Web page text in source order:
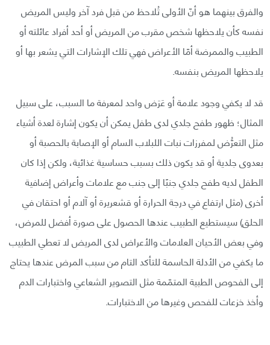
والفرق بينهما هو أنّ الأولى تُلاحظ من قبل فرد آخر وليس المريض
نفسه كأن يلاحظها شخص مقرب من المريض أو أحد أفراد عائلته أو
الطبيب والممرضة أمّا الأعراض فهي تلك الإشارات التي يشعر بها أو
يلاحظها المريض بنفسه.
قد لا يكفي وجود علامة أو عَرَض واحد لمعرفة ما السبب، على سبيل
المثال؛ ظهور طفح جلدي لدى طفل يمكن أن يكون إشارة لعدة أشياء
مثل التعرُّض لمفرزات نبات اللبلاب السام أو الإصابة بالحصبة أو
بعدوى جلدية أو قد يكون ذلك بسبب حساسية غذائية، ولكن إذا كان
الطفل لديه طفح جلدي جنبًا إلى جنب مع علامات وأعراض إضافية
أخرى (مثل ارتفاع في درجة الحرارة أو قشعريرة أو آلام أو احتقان في
الحلق) سيستطيع الطبيب عندها الحصول على صورة أفضل للمرض،
وفي بعض الأحيان العلامات والأعراض لدى المريض لا تعطي الطبيب
ما يكفي من الأدلة الحاسمة للتأكد التام من سبب المرض عندها يحتاج
إلى الفحوص الطبية المتمّمة مثل التصوير الشعاعي واختبارات الدم
وأخذ خزعات للفحص وغيرها من الاختبارات.